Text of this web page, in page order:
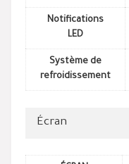
Notifications
LED
Système de
refroidissement
Écran